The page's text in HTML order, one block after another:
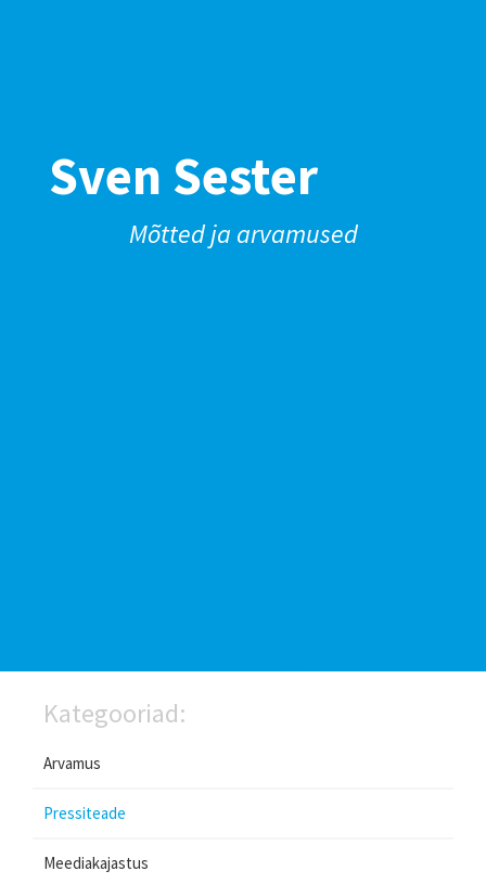
Sven Sester
Mõtted ja arvamused
Kategooriad:
Arvamus
Pressiteade
Meediakajastus